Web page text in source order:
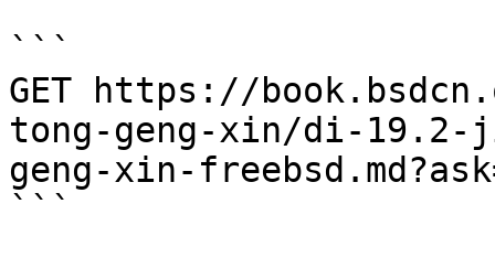
```
GET https://
tong-geng-xin/di-19.2-
geng-xin-
```